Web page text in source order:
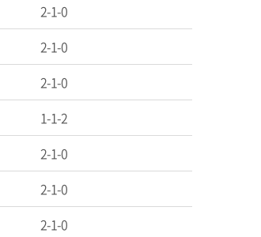
2-1-0
2-1-0
2-1-0
1-1-2
2-1-0
2-1-0
2-1-0